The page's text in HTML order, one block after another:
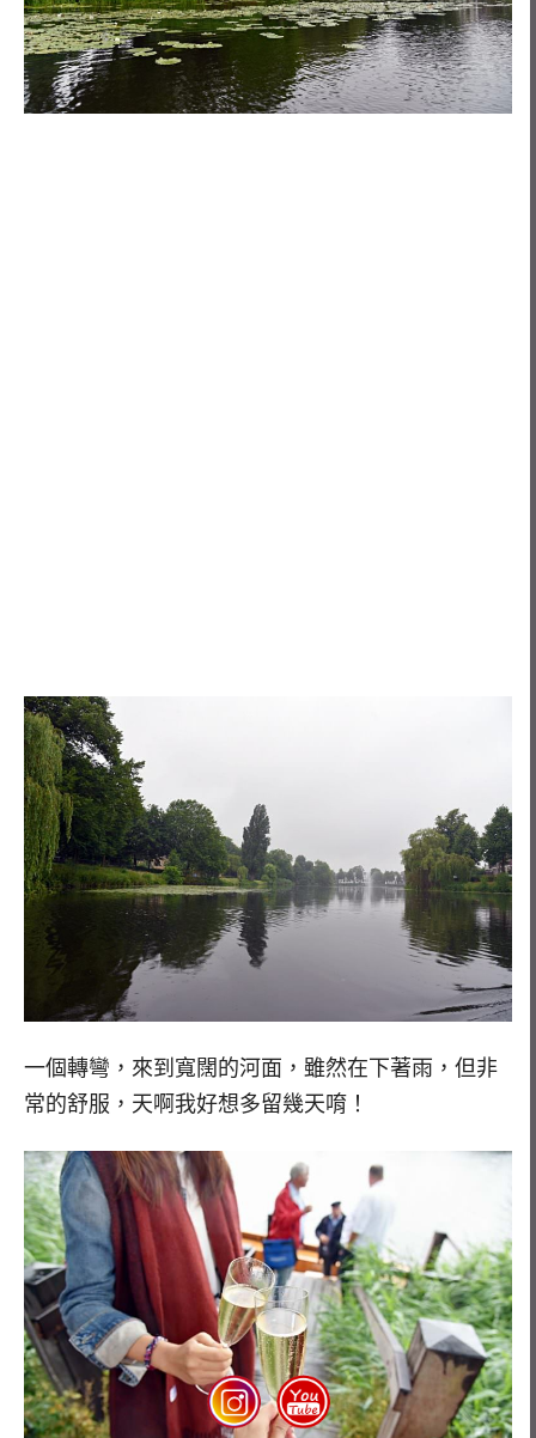
一個轉彎，來到寬闊的河面，雖然在下著雨，但非
常的舒服，天啊我好想多留幾天唷！